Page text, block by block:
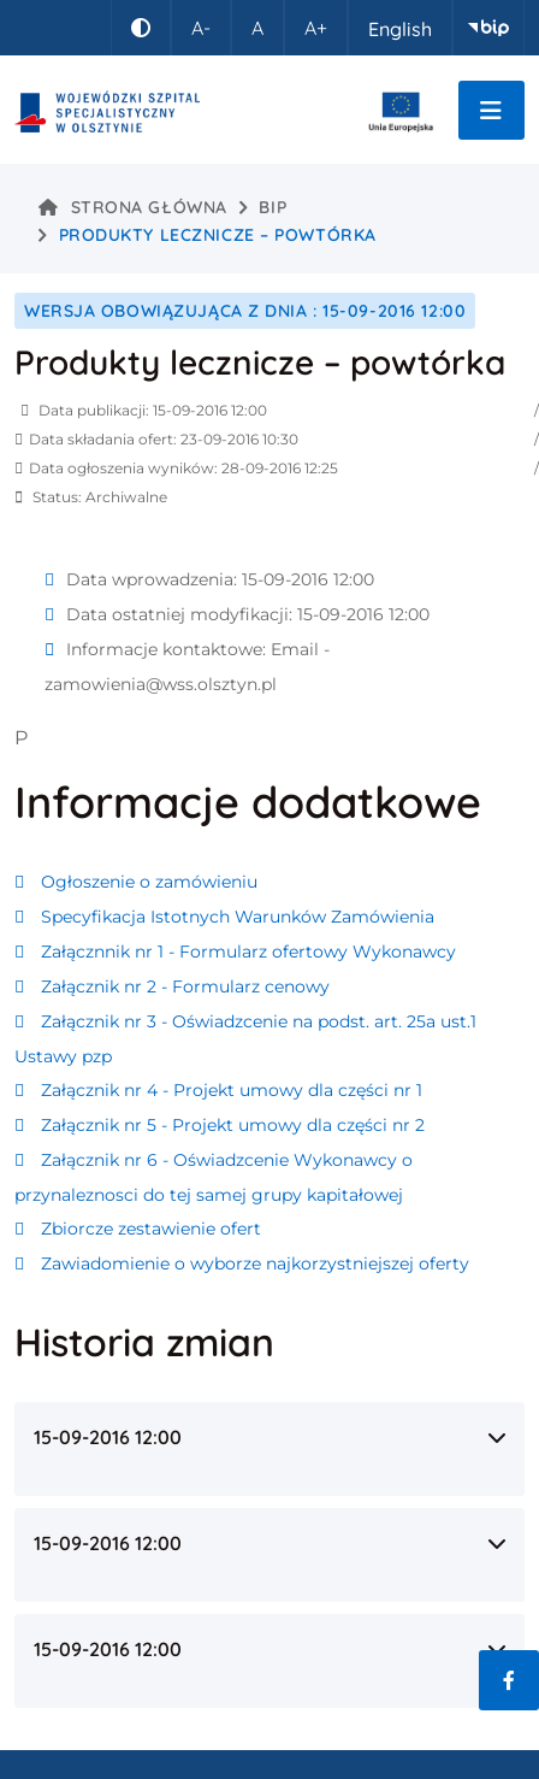
Kontrast
A- A A+ English
STRONA GŁÓWNA
BIP
PRODUKTY LECZNICZE – POWTÓRKA
WERSJA OBOWIĄZUJĄCA Z DNIA : 15-09-2016 12:00
Produkty lecznicze – powtórka
Data publikacji: 15-09-2016 12:00
Data składania ofert: 23-09-2016 10:30
Data ogłoszenia wyników: 28-09-2016 12:25
Status: Archiwalne
Data wprowadzenia: 15-09-2016 12:00
Data ostatniej modyfikacji: 15-09-2016 12:00
Informacje kontaktowe: Email -
zamowienia@wss.olsztyn.pl
P
Informacje dodatkowe
Ogłoszenie o zamówieniu
Specyfikacja Istotnych Warunków Zamówienia
Załącznnik nr 1 - Formularz ofertowy Wykonawcy
Załącznik nr 2 - Formularz cenowy
Załącznik nr 3 - Oświadzcenie na podst. art. 25a ust.1
Ustawy pzp
Załącznik nr 4 - Projekt umowy dla części nr 1
Załącznik nr 5 - Projekt umowy dla części nr 2
Załącznik nr 6 - Oświadzcenie Wykonawcy o
przynaleznosci do tej samej grupy kapitałowej
Zbiorcze zestawienie ofert
Zawiadomienie o wyborze najkorzystniejszej oferty
Historia zmian
15-09-2016 12:00
15-09-2016 12:00
15-09-2016 12:00